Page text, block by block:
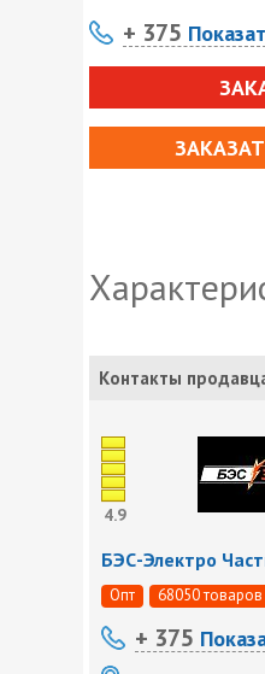
+ 375
Контакты
4.9
БЭС-Электро
Опт 68050
+ 375